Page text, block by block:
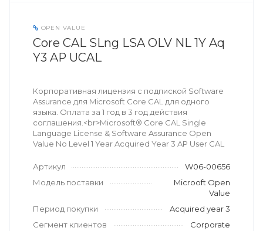
OPEN VALUE
Core CAL SLng LSA OLV NL 1Y Aq
Y3 AP UCAL
Корпоративная лицензия с подпиской Software
Assurance для Microsoft Core CAL для одного
языка. Оплата за 1 год в 3 год действия
соглашения.<br>Microsoft® Core CAL Single
Language License & Software Assurance Open
Value No Level 1 Year Acquired Year 3 AP User CAL
Артикул
W06-00656
Модель поставки
Microoft Open
Value
Период покупки
Acquired year 3
Сегмент клиентов
Corporate